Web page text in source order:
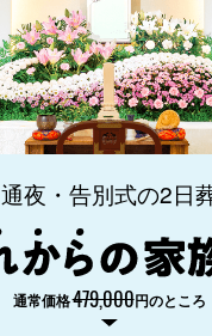
通夜・告別式の2日
通常価格479,000円のところ